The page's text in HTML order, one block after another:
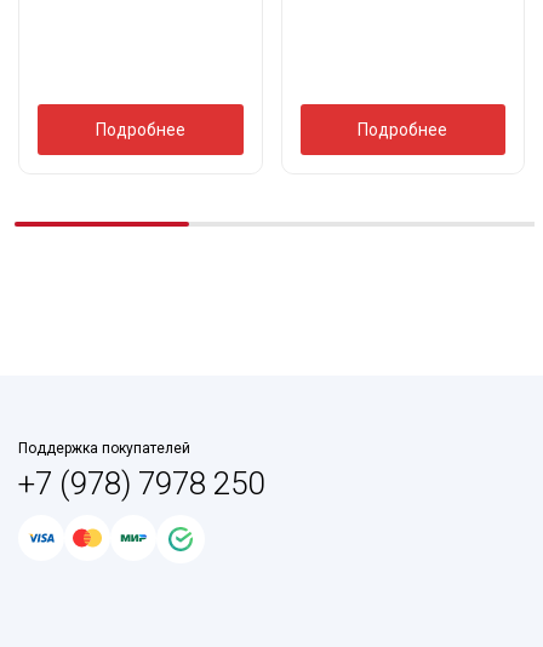
Подробнее Подробнее
Поддержка покупателей
+7 (978) 7978 250